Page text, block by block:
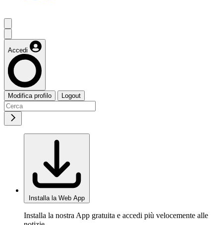
Accedi
Modifica profilo Logout
Installa la Web App
Installa la nostra App gratuita e accedi più velocemente alle